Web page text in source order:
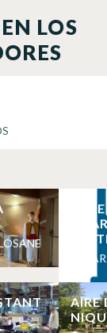
LOS
AIRE